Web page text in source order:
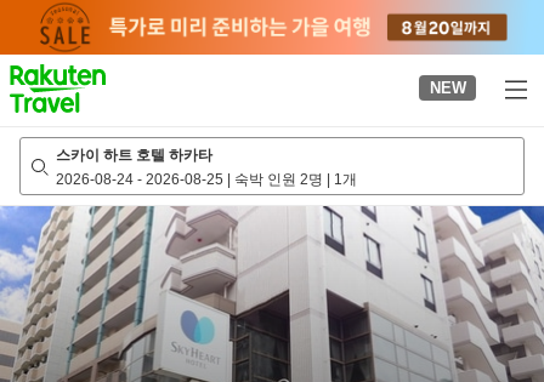
page
NEW
스카이 하트 호텔 하카타
2026-08-24 - 2026-08-25 | 숙박 인원 2명 | 1개